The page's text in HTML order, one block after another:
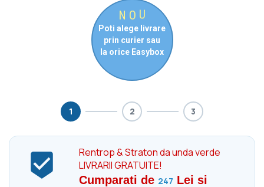
N O U
Poti alege livrare
prin curier sau
la orice Easybox
1 2 3

Rentrop & Straton da unda verde
LIVRARII GRATUITE!
Cumparati de 247 Lei si